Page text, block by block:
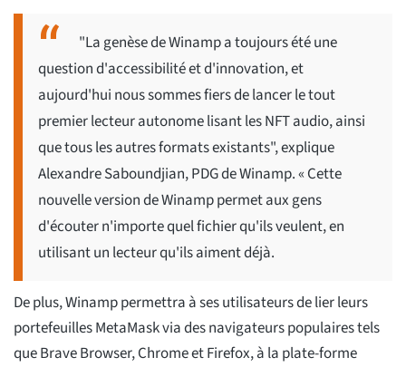
"La genèse de Winamp a toujours été une
question d'accessibilité et d'innovation, et
aujourd'hui nous sommes fiers de lancer le tout
premier lecteur autonome lisant les NFT audio, ainsi
que tous les autres formats existants", explique
Alexandre Saboundjian, PDG de Winamp. « Cette
nouvelle version de Winamp permet aux gens
d'écouter n'importe quel fichier qu'ils veulent, en
utilisant un lecteur qu'ils aiment déjà.
De plus, Winamp permettra à ses utilisateurs de lier leurs
portefeuilles MetaMask via des navigateurs populaires tels
que Brave Browser, Chrome et Firefox, à la plate-forme